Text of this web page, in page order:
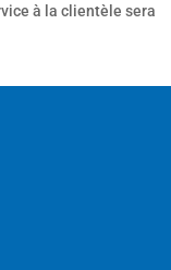
à la clientèle sera